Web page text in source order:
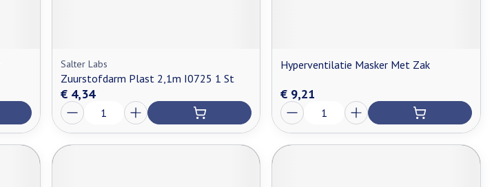
Salter Labs
Zuurstofdarm Plast 2,1m I0725 1 St
€ 4,34
Aantal
Hyperventilatie Masker Met Zak
€ 9,21
Aantal